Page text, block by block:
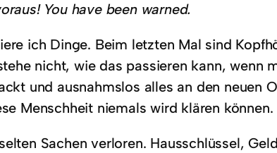
You have been warned.
ich Dinge. Beim letzten Mal sind
nicht, wie das passieren kann, wenn
und ausnahmslos alles an den neuen
Menschheit niemals wird klären können.
Sachen verloren. Hausschlüssel,